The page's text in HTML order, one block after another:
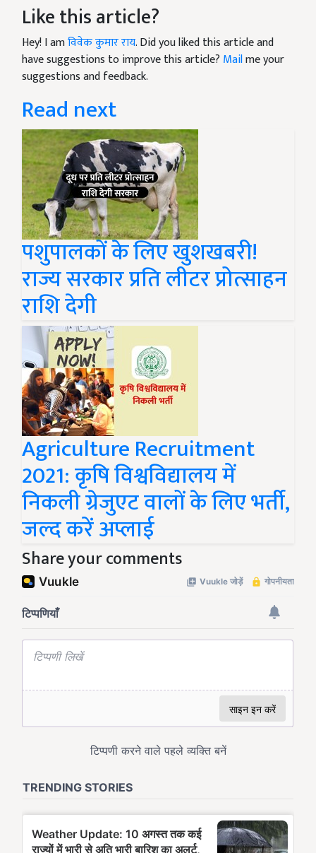
Like this article?
Hey! I amविवेक कुमार राय. Did you liked this article and
have suggestions to improve this article? Mailme your
suggestions and feedback.
Read next
पशुपालकों के लिए खुशखबरी!
राज्य सरकार प्रति लीटर प्रोत्साहन
राशि देगी
Agriculture Recruitment
2021: कृषि विश्वविद्यालय में
निकली ग्रेजुएट वालों के लिए भर्ती,
जल्द करें अप्लाई
Share your comments